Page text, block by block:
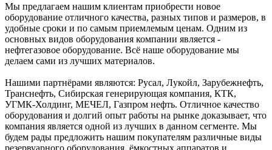
Мы предлагаем нашим клиентам приобрести новое
оборудование отличного качества, разных типов и размеров, в
удобные сроки и по самым приемлемым ценам. Одним из
основных видов оборудования компании является -
нефтегазовое оборудование. Всё наше оборудование мы
делаем сами из лучших материалов.
Нашими партнёрами являются: Русал, Лукойл, Зарубежнефть,
Транснефть, Сибирская генерирующая компания, КТК,
УГМК-Холдинг, МЕЧЕЛ, Газпром нефть. Отличное качество
оборудования и долгий опыт работы на рынке доказывает, что
компания является одной из лучших в данном сегменте. Мы
будем рады предложить нашим покупателям различные виды
резервуарного оборудования, ёмкостных аппаратов и